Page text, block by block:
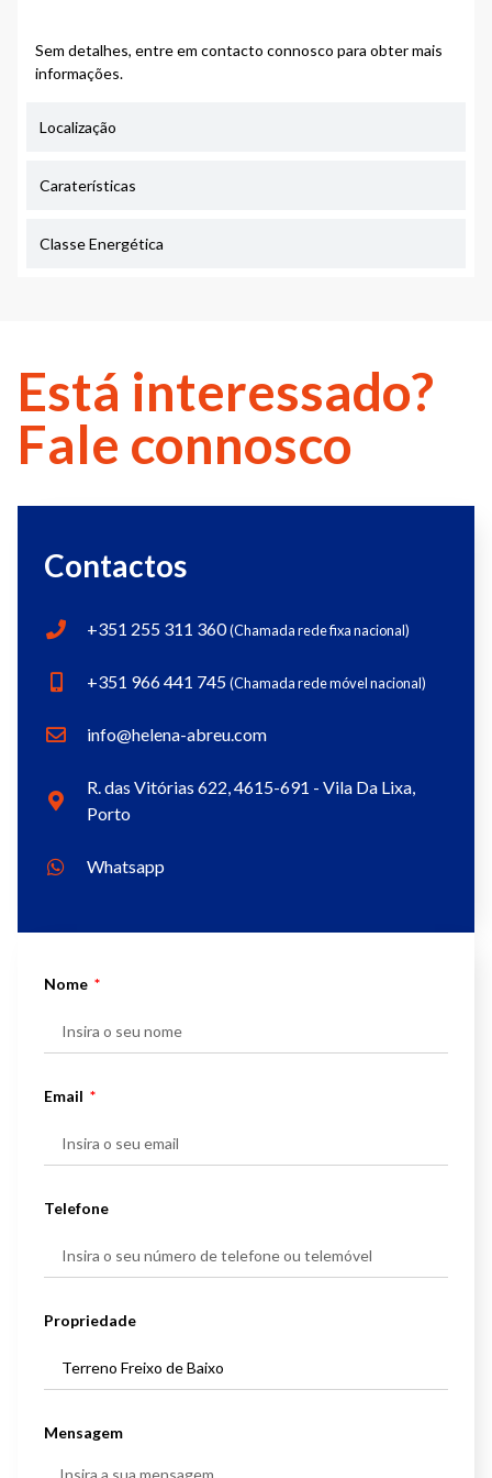
Sem detalhes, entre em contacto connosco para obter mais
informações.
Localização
Caraterísticas
Classe Energética
Está interessado?
Fale connosco
Contactos
+351 255 311 360(Chamada rede fixa nacional)
+351 966 441 745(Chamada rede móvel nacional)
info@helena-abreu.com
R. das Vitórias 622, 4615-691 - Vila Da Lixa,
Porto
Whatsapp
Nome
Email
Telefone
Propriedade
Mensagem